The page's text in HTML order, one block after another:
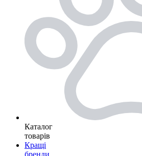
Каталог
товарів
Кращі